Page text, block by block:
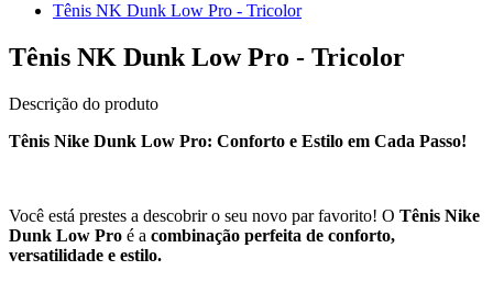
Tênis NK Dunk Low Pro - Tricolor
Tênis NK Dunk Low Pro - Tricolor
Descrição do produto
Tênis Nike Dunk Low Pro: Conforto e Estilo em Cada Passo!
Você está prestes a descobrir o seu novo par favorito! O Tênis Nike
Dunk Low Pro é a combinação perfeita de conforto,
versatilidade e estilo.